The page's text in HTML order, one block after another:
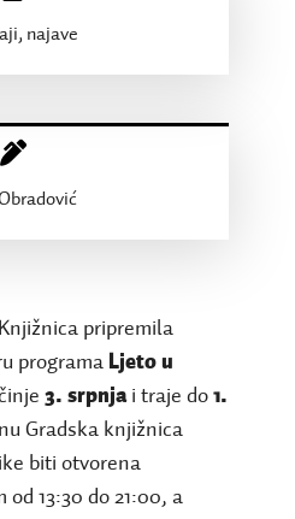
najave
pripremila
programa Ljeto u
3. srpnjai traje do1.
Gradska knjižnica
biti otvorena
13:30 do 21:00, a